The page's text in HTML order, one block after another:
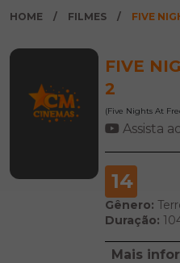
HOME FILMES FIVE
FIVE
2
(Five Nights At
Assista
14
Gênero:
Duração:
Mais